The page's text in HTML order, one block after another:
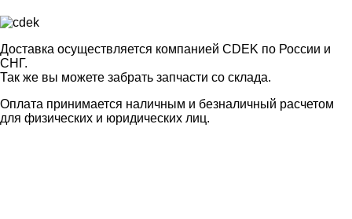
Доставка осуществляется компанией CDEK по России и
СНГ.
Так же вы можете забрать запчасти со склада.
Оплата принимается наличным и безналичный расчетом
для физических и юридических лиц.